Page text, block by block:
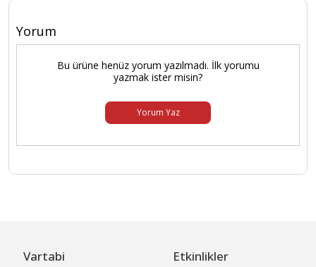
Yorum
Bu ürüne henüz yorum yazılmadı. İlk yorumu
yazmak ister misin?
Yorum Yaz
Vartabi Etkinlikler